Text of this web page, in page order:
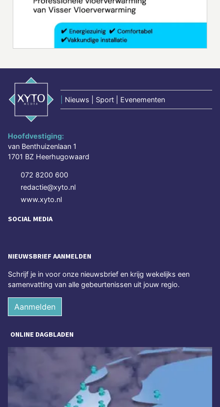
Nieuws | Sport | Evenementen
Hoofdvestiging:
van Benthuizenlaan 1
1701 BZ Heerhugowaard
072 8200 600
redactie@xyto.nl
www.xyto.nl
SOCIAL MEDIA
NIEUWSBRIEF AANMELDEN
Schrijf je in voor onze nieuwsbrief en krijg wekelijks een
samenvatting van alle gebeurtenissen uit jouw regio.
Aanmelden
ONLINE DAGBLADEN